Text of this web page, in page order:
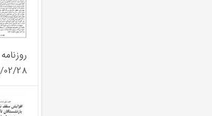
02/28